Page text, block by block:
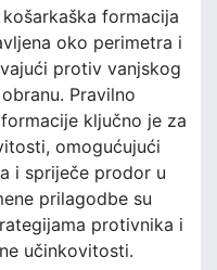
formacija
oko perimetra i
protiv vanjskog
Pravilno
ključno je za
omogućujući
i spriječe prodor u
prilagodbe su
protivnika i
učinkovitosti.